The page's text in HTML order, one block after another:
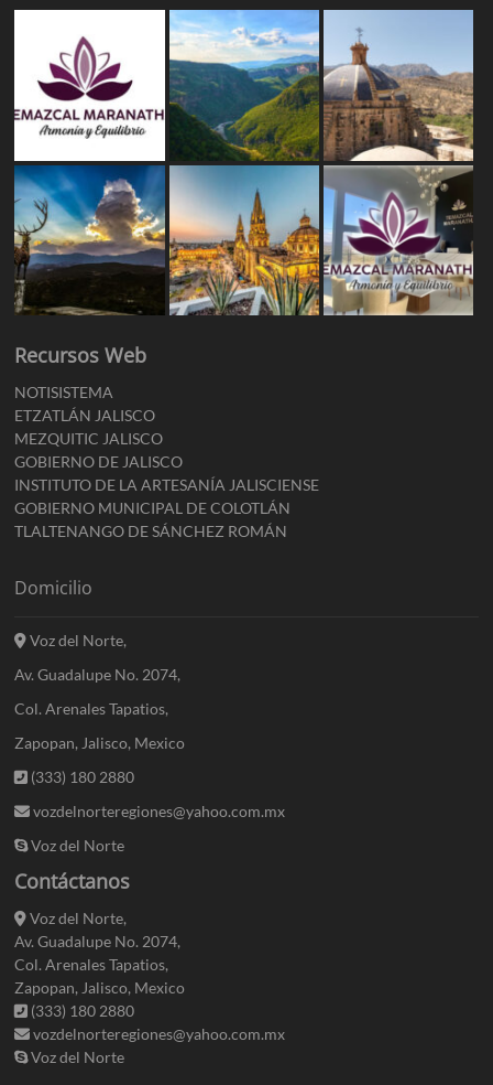
Recursos Web
NOTISISTEMA
ETZATLÁN JALISCO
MEZQUITIC JALISCO
GOBIERNO DE JALISCO
INSTITUTO DE LA ARTESANÍA JALISCIENSE
GOBIERNO MUNICIPAL DE COLOTLÁN
TLALTENANGO DE SÁNCHEZ ROMÁN
Domicilio
Voz del Norte,
Av. Guadalupe No. 2074,
Col. Arenales Tapatios,
Zapopan, Jalisco, Mexico
(333) 180 2880
vozdelnorteregiones@yahoo.com.mx
Voz del Norte
Contáctanos
Voz del Norte,
Av. Guadalupe No. 2074,
Col. Arenales Tapatios,
Zapopan, Jalisco, Mexico
(333) 180 2880
vozdelnorteregiones@yahoo.com.mx
Voz del Norte